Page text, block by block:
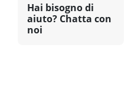
Hai bisogno di
aiuto? Chatta con
noi